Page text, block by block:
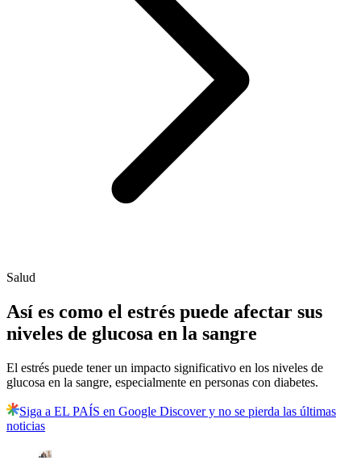
Salud
Así es como el estrés puede afectar sus
niveles de glucosa en la sangre
El estrés puede tener un impacto significativo en los niveles de
glucosa en la sangre, especialmente en personas con diabetes.
Siga a EL PAÍS en Google Discover y no se pierda las últimas
noticias